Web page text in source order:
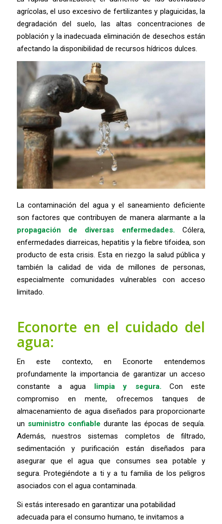
agrícolas, el uso excesivo de fertilizantes y plaguicidas, la
degradación del suelo, las altas concentraciones de
población y la inadecuada eliminación de desechos están
afectando la disponibilidad de recursos hídricos dulces.
La contaminación del agua y el saneamiento deficiente
son factores que contribuyen de manera alarmante a la
propagación de diversas enfermedades.Cólera,
enfermedades diarreicas, hepatitis y la fiebre tifoidea, son
producto de esta crisis. Esta en riezgo la salud pública y
también la calidad de vida de millones de personas,
especialmente comunidades vulnerables con acceso
limitado.
Econorte en el cuidado del
agua:
En este contexto, en Econorte entendemos
profundamente la importancia de garantizar un acceso
constante a agua limpia y segura. Con este
compromiso en mente, ofrecemos tanques de
almacenamiento de agua diseñados para proporcionarte
un suministro confiable durante las épocas de sequía.
Además, nuestros sistemas completos de filtrado,
sedimentación y purificación están diseñados para
asegurar que el agua que consumes sea potable y
segura. Protegiéndote a ti y a tu familia de los peligros
asociados con el agua contaminada.
Si estás interesado en garantizar una potabilidad
adecuada para el consumo humano, te invitamos a